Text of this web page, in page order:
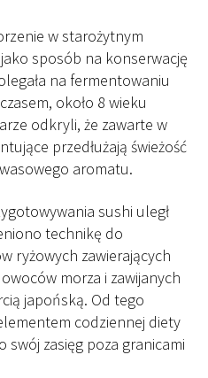
w starożytnym
sposób na konserwację
na fermentowaniu
około 8 wieku
odkryli, że zawarte w
przedłużają świeżość
aromatu.
sushi uległ
technikę do
ryżowych zawierających
morza i zawijanych
japońską. Od tego
codziennej diety
swój zasięg poza granicami